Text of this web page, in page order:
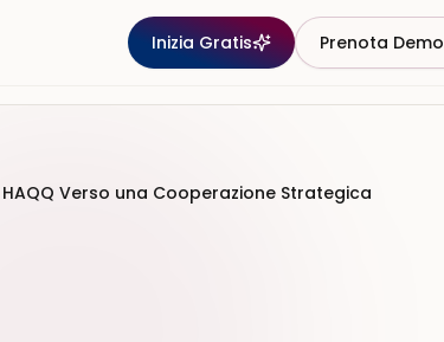
Inizia Gratis Prenota Demo
Verso una Cooperazione Strategica